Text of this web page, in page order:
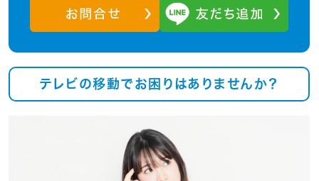
テレビの移動でお困りはありませんか？